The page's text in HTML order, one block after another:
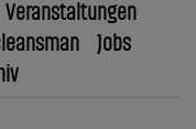
Veranstaltungen
Jobs